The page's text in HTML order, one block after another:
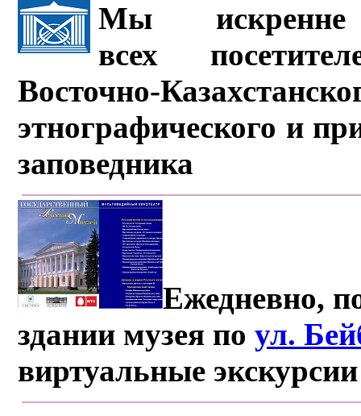
Мы искренне
всех
Восточно-
этнографического и
заповедника
Ежедневно,
здании музея поул.
виртуальные